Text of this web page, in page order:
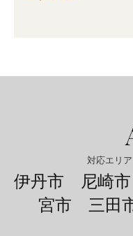
対応エリ
伊丹市 尼崎
宮市 三田